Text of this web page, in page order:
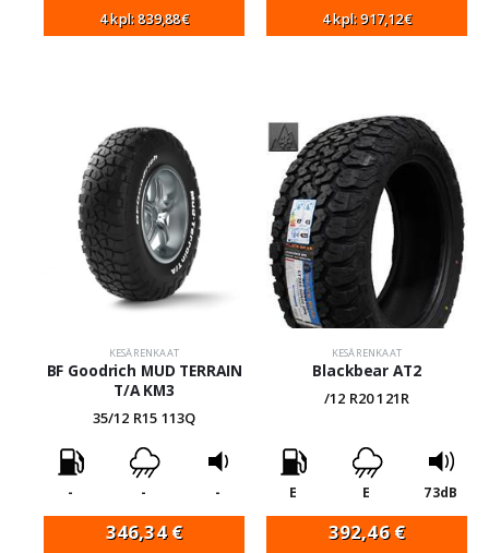
4 kpl: 839,88€ 4 kpl: 917,12€
KESÄRENKAAT
BF Goodrich MUD TERRAIN
T/A KM3
35/12 R15 113Q
- - -
346,34€
KESÄRENKAAT
Blackbear AT2
/12 R20 121R
E E 73dB
392,46€